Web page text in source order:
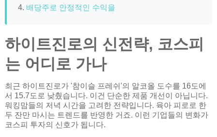
배당주로 안정적인 수익을
하이트진로의 신전략, 코스피
는 어디로 가나
최근 하이트진로가 '참이슬 프레쉬'의 알코올 도수를 16도에
서 15.7도로 낮췄습니다. 이건 단순한 제품 개선이 아닙니다.
워킹맘들의 저녁 시간을 고려한 전략입니다. 육아 피로로 한
두 잔만 마시는 트렌드를 반영한 거죠. 이런 기업들의 변화가
코스피 투자의 신호가 됩니다.